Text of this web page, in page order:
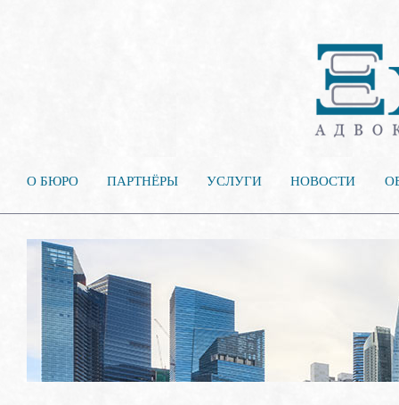
О БЮРО ПАРТНЁРЫ УСЛУГИ НОВОСТИ